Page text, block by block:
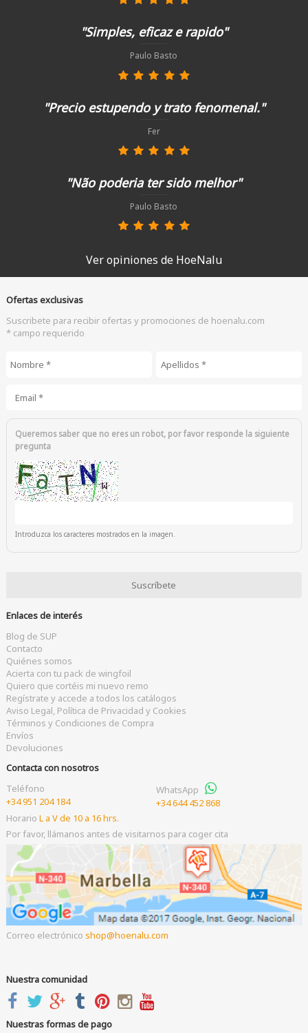
"Simples, eficaz e rapido"
Paulo Basto
"Precio estupendo y trato fenomenal."
Fer
"Não poderia ter sido melhor"
Paulo Basto
Ver opiniones de HoeNalu
Ofertas exclusivas
Suscribete para recibir ofertas y promociones de hoenalu.com
* campo requerido
Queremos saber que no eres un robot, por favor responde la siguiente
pregunta
Introduzca los caracteres mostrados en la imagen.
Enlaces de interés
Blog de SUP
Contacto
Quiénes somos
Acierta con tu pack de wingfoil
Quiero que cortéis mi nuevo remo
Regístrate y accede a todos los catálogos
Aviso Legal, Política de Privacidad y Cookies
Términos y Condiciones de Compra
Envíos
Devoluciones
Contacta con nosotros
Teléfono
+34 951 204 184
WhatsApp
+34 644 452 868
Horario L a V de 10 a 16 hrs.
Por favor, llámanos antes de visitarnos para coger cita
Correo electrónico shop hoenalu.com
Nuestra comunidad
Nuestras formas de pago